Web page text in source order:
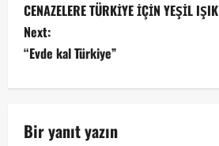
CENAZELERE TÜRKİYE İÇİN YEŞİL IŞIK
Next:
“Evde kal Türkiye”
Bir yanıt yazın